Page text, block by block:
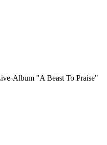
Album "A Beast To Praise"